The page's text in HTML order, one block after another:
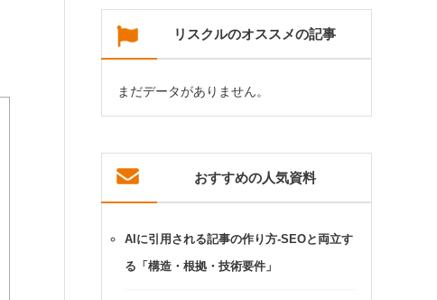
リスクルのオススメの記事
まだデータがありません。
おすすめの人気資料
AIに引用される記事の作り方-SEOと両立す
る「構造・根拠・技術要件」